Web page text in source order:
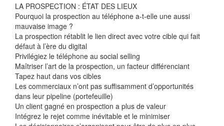
LA PROSPECTION : ÉTAT DES LIEUX
Pourquoi la prospection au téléphone a-t-elle une aussi
mauvaise image ?
La prospection rétablit le lien direct avec votre cible qui fait
défaut à l’ère du digital
Privilégiez le téléphone au social selling
Maîtriser l’art de la prospection, un facteur différenciant
Tapez haut dans vos cibles
Les commerciaux n’ont pas suffisamment d’opportunités
dans leur pipeline (portefeuille)
Un client gagné en prospection a plus de valeur
Intégrez le rejet comme inévitable et le minimiser